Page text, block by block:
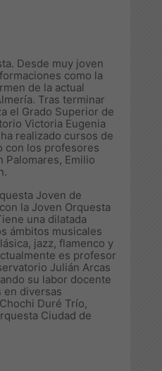
Desde muy joven
como la
de la actual
Tras terminar
el Grado Superior de
Victoria Eugenia
realizado cursos de
con los profesores
Palomares, Emilio
Joven de
la Joven Orquesta
una dilatada
ámbitos musicales
jazz, flamenco y
es profesor
Julián Arcas
su labor docente
en diversas
Duré Trío,
Ciudad de